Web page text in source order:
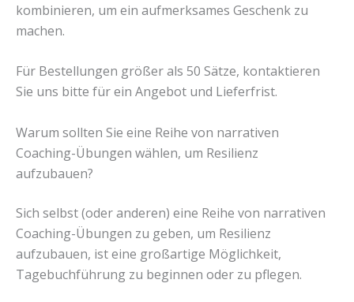
kombinieren, um ein aufmerksames Geschenk zu
machen.
Für Bestellungen größer als 50 Sätze, kontaktieren
Sie uns bitte für ein Angebot und Lieferfrist.
Warum sollten Sie eine Reihe von narrativen
Coaching-Übungen wählen, um Resilienz
aufzubauen?
Sich selbst (oder anderen) eine Reihe von narrativen
Coaching-Übungen zu geben, um Resilienz
aufzubauen, ist eine großartige Möglichkeit,
Tagebuchführung zu beginnen oder zu pflegen.